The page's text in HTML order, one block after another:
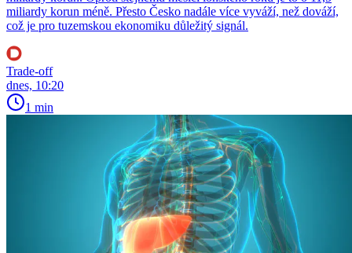
miliardy korun méně. Přesto Česko nadále více vyváží, než dováží,
což je pro tuzemskou ekonomiku důležitý signál.
Trade-off
dnes, 10:20
1 min